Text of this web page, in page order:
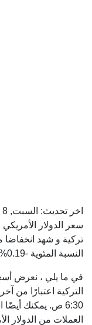
اخر تحديث: السبت, 8 أغسطس 2026, 6:30 ص
النسبة المئوية -0.19% مقارنة بأسعار الأمس ).
في ما يلي ، نعرض
6:30 ص. يمكنك
العملات من الدولار